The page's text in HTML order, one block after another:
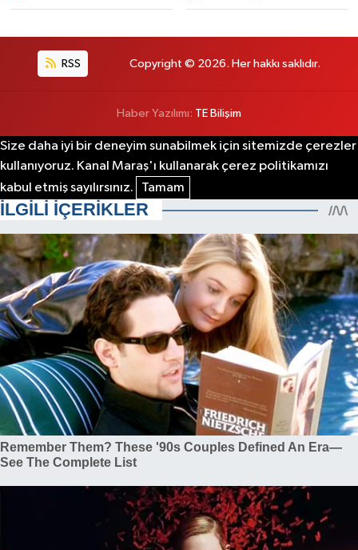
RSS Copyright © 2026. Her hakkı saklıdır.
Haber Yazılımı: TE Bilişim
Size daha iyi bir deneyim sunabilmek için sitemizde çerezler
kullanıyoruz. Kanal Maraş'ı kullanarak çerez politikamızı
kabul etmiş sayılırsınız.
Tamam